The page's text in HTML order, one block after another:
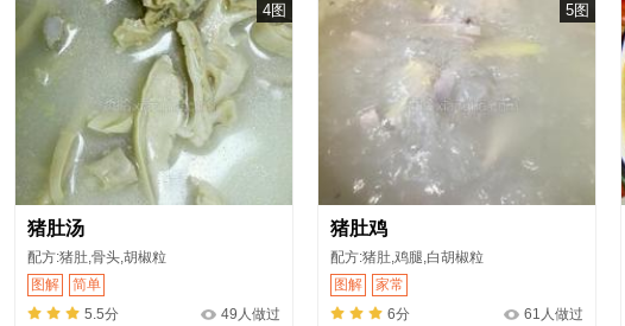
4图
猪肚汤
配方:猪肚,骨头,胡椒粒
图解
简单
5.5分
49人做过
5图
猪肚鸡
配方:猪肚,鸡腿,白胡椒粒
图解
家常
6分
61人做过